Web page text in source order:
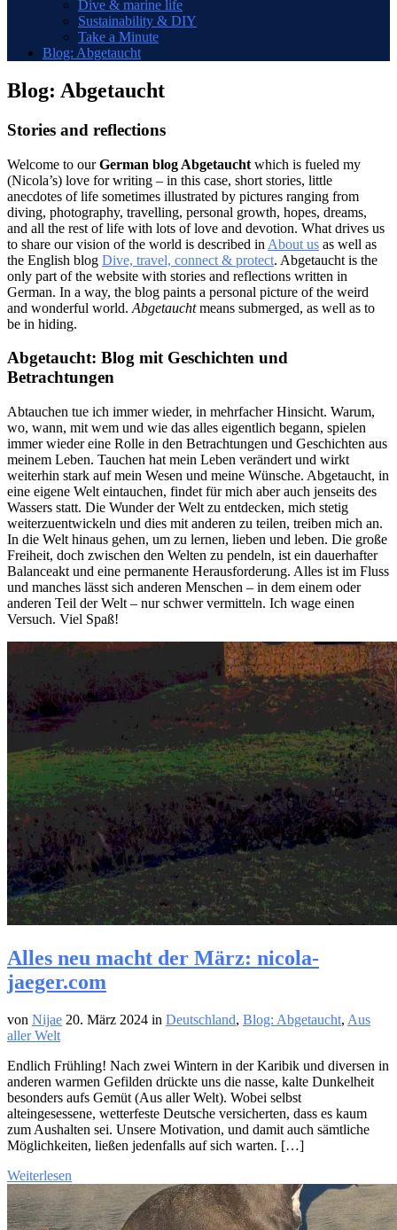
Dive & marine life
Sustainability & DIY
Take a Minute
Blog: Abgetaucht
Blog: Abgetaucht
Stories and reflections
Welcome to ourGerman blog Abgetaucht which is fueled my
(Nicola’s) love for writing – in this case, short stories, little
anecdotes of life sometimes illustrated by pictures ranging from
diving, photography, travelling, personal growth, hopes, dreams,
and all the rest of life with lots of love and devotion. What drives us
to share our vision of the world is described in About us as well as
the English blog Dive, travel, connect & protect. Abgetaucht is the
only part of the website with stories and reflections written in
German. In a way, the blog paints a personal picture of the weird
and wonderful world. Abgetauchtmeans submerged, as well as to
be in hiding.
Abgetaucht: Blog mit Geschichten und
Betrachtungen
Abtauchen tue ich immer wieder, in mehrfacher Hinsicht. Warum,
wo, wann, mit wem und wie das alles eigentlich begann, spielen
immer wieder eine Rolle in den Betrachtungen und Geschichten aus
meinem Leben. Tauchen hat mein Leben verändert und wirkt
weiterhin stark auf mein Wesen und meine Wünsche. Abgetaucht, in
eine eigene Welt eintauchen, findet für mich aber auch jenseits des
Wassers statt. Die Wunder der Welt zu entdecken, mich stetig
weiterzuentwickeln und dies mit anderen zu teilen, treiben mich an.
In die Welt hinaus gehen, um zu lernen, lieben und leben. Die große
Freiheit, doch zwischen den Welten zu pendeln, ist ein dauerhafter
Balanceakt und eine permanente Herausforderung. Alles ist im Fluss
und manches lässt sich anderen Menschen – in dem einem oder
anderen Teil der Welt – nur schwer vermitteln. Ich wage einen
Versuch. Viel Spaß!
Alles neu macht der März: nicola-
jaeger.com
von Nijae 20. März 2024 in Deutschland, Blog: Abgetaucht, Aus
aller Welt
Endlich Frühling! Nach zwei Wintern in der Karibik und diversen in
anderen warmen Gefilden drückte uns die nasse, kalte Dunkelheit
besonders aufs Gemüt (Aus aller Welt). Wobei selbst
alteingesessene, wetterfeste Deutsche versicherten, dass es kaum
zum Aushalten sei. Unsere Motivation, und damit auch sämtliche
Möglichkeiten, ließen jedenfalls auf sich warten. […]
Weiterlesen